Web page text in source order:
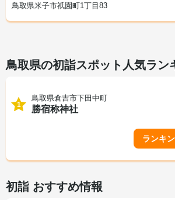
鳥取県米子市祇園町1丁目83
鳥取県の初詣スポット人気ラン
1
鳥取県倉吉市下田中町
勝宿称神社
ランキ
初詣 おすすめ情報